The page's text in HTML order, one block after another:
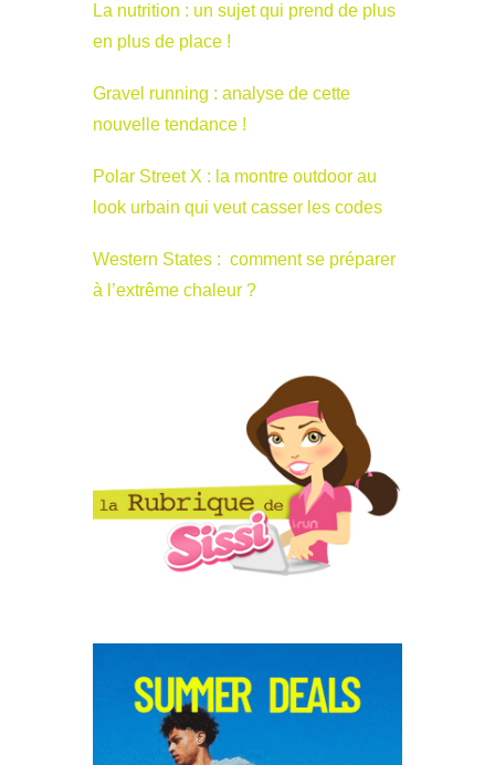
La nutrition : un sujet qui prend de plus
en plus de place !
Gravel running : analyse de cette
nouvelle tendance !
Polar Street X : la montre outdoor au
look urbain qui veut casser les codes
Western States : comment se préparer
à l’extrême chaleur ?